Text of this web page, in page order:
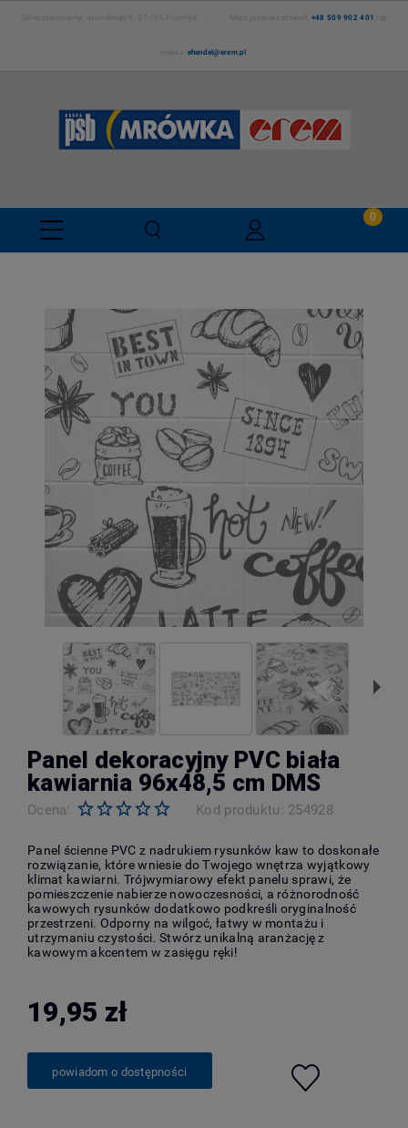
Sklep stacjonarny: Jasińskiego 9, 37-700 Przemyśl Masz pytania zadzwoń: +48 509 902 401
ehandel@erem.pl
Panel dekoracyjny PVC biała
kawiarnia 96x48,5 cm DMS
Ocena: Kod produktu: 254928
Panel ścienne PVC z nadrukiem rysunków kaw to doskonałe
rozwiązanie, które wniesie do Twojego wnętrza wyjątkowy
klimat kawiarni. Trójwymiarowy efekt panelu sprawi, że
pomieszczenie nabierze nowoczesności, a różnorodność
kawowych rysunków dodatkowo podkreśli oryginalność
przestrzeni. Odporny na wilgoć, łatwy w montażu i
utrzymaniu czystości. Stwórz unikalną aranżację z
kawowym akcentem w zasięgu ręki!
19,95 zł
powiadom o dostępności